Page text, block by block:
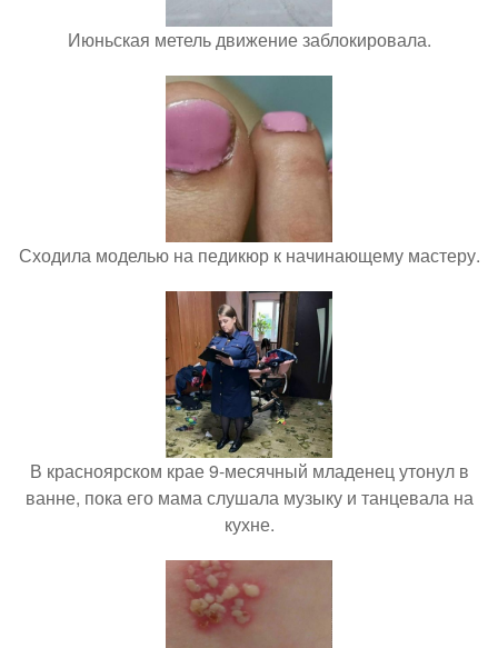
Июньская метель движение заблокировала.
Сходила моделью на педикюр к начинающему мастеру.
В красноярском крае 9-месячный младенец утонул в
ванне, пока его мама слушала музыку и танцевала на
кухне.